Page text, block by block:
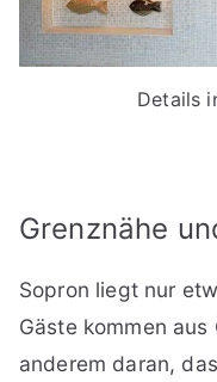
Details
Grenznähe
Sopron liegt nur
Gäste kommen
anderem daran,